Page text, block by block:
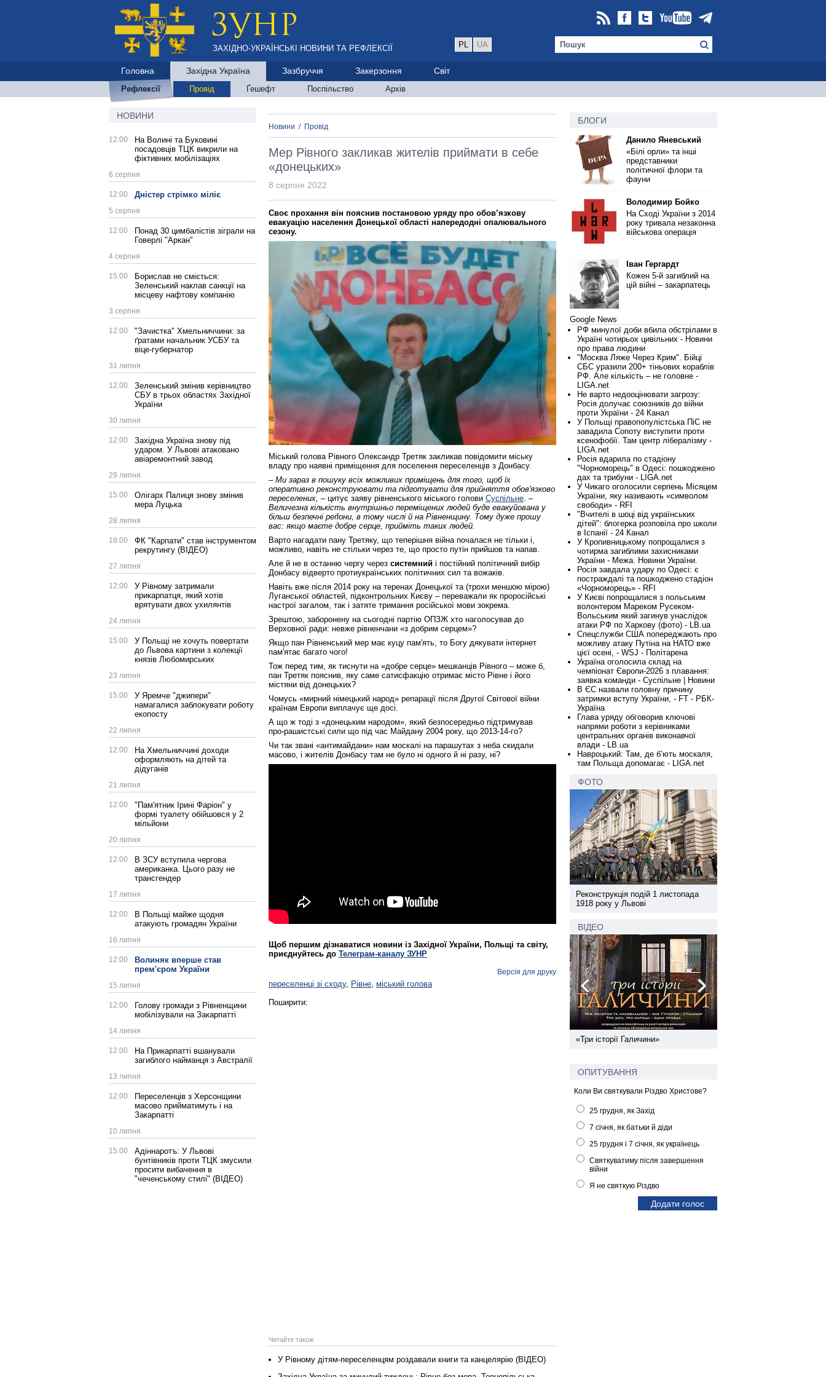
ЗАХІДНО-УКРАЇНСЬКІ НОВИНИ ТА РЕФЛЕКСІЇ PL UA
Головна Західна Україна Зазбруччя Закерзоння Світ
Рефлексії Провід Ґешефт Поспільство Архів
НОВИНИ
12:00
На Волині та Буковині
посадовців ТЦК викрили на
фіктивних мобілізаціях
6 серпня
12:00 Дністер стрімко міліє
5 серпня
12:00
Понад 30 цимбалістів зіграли на
Говерлі "Аркан"
4 серпня
15:00
Борислав не сміється:
Зеленський наклав санкції на
місцеву нафтову компанію
3 серпня
12:00
"Зачистка" Хмельниччини: за
ґратами начальник УСБУ та
віце-губернатор
31 липня
12:00
Зеленський змінив керівництво
СБУ в трьох областях Західної
України
30 липня
12:00
Західна Україна знову під
ударом. У Львові атаковано
авіаремонтний завод
29 липня
15:00
Олігарх Палиця знову змінив
мера Луцька
28 липня
18:00
ФК "Карпати" став інструментом
рекрутингу (ВІДЕО)
27 липня
12:00
У Рівному затримали
прикарпатця, який хотів
врятувати двох ухилянтів
24 липня
15:00
У Польщі не хочуть повертати
до Львова картини з колекції
князів Любомирських
23 липня
15:00
У Яремче "джипери"
намагалися заблокувати роботу
екопосту
22 липня
12:00
На Хмельниччині доходи
оформляють на дітей та
дідуганів
21 липня
12:00
"Пам'ятник Ірині Фаріон" у
формі туалету обійшовся у 2
мільйони
20 липня
12:00
В ЗСУ вступила чергова
американка. Цього разу не
трансгендер
17 липня
12:00
В Польщі майже щодня
атакують громадян України
16 липня
12:00
Волиняк вперше став
прем'єром України
15 липня
12:00
Голову громади з Рівненщини
мобілізували на Закарпатті
14 липня
12:00
На Прикарпатті вшанували
загиблого найманця з Австралії
13 липня
12:00
Переселенців з Херсонщини
масово прийматимуть і на
Закарпатті
10 липня
15:00
Адіннаротъ: У Львові
бунтівників проти ТЦК змусили
просити вибачення в
"чеченському стилі" (ВІДЕО)
Новини / Провід
Мер Рівного закликав жителів приймати в себе
«донецьких»
8 серпня 2022
Своє прохання він пояснив постановою уряду про обов’язкову
евакуацію населення Донецької області напередодні опалювального
сезону.
Міський голова Рівного Олександр Третяк закликав повідомити міську
владу про наявні приміщення для поселення переселенців з Донбасу.
– Ми зараз в пошуку всіх можливих приміщень для того, щоб їх
оперативно реконструювати та підготувати для прийняття обов'язково
переселених, –цитує заяву рівненського міського голови Суспільне –
Величезна кількість внутрішньо переміщених людей буде евакуйована у
більш безпечні реґіони, в тому числі й на Рівненщину. Тому дуже прошу
вас: якщо маєте добре серце, прийміть таких людей.
Варто нагадати пану Третяку, що теперішня війна почалася не тільки і,
можливо, навіть не стільки через те, що просто путін прийшов та напав.
Але й не в останню чергу через системний і постійний політичний вибір
Донбасу відверто протиукраїнських політичних сил та вожаків.
Навіть вже після 2014 року на теренах Донецької та (трохи меншою мірою)
Луганської областей, підконтрольних Києву – переважали як проросійські
настрої загалом, так і затяте тримання російської мови зокрема.
Зрештою, заборонену на сьогодні партію ОПЗЖ хто наголосував до
Верховної ради: невже рівненчани «з добрим серцем»?
Якщо пан Рівненський мер має куцу пам'ять, то Богу дякувати інтернет
пам'ятає багато чого!
Тож перед тим, як тиснути на «добре серце» мешканців Рівного – може б,
пан Третяк пояснив, яку саме сатисфакцію отримає місто Рівне і його
містяни від донецьких?
Чомусь «мирний німецький народ» репарації після Другої Світової війни
країнам Европи виплачує ще досі.
А що ж тоді з «донецьким народом», який безпосередньо підтримував
про‑рашистські сили що під час Майдану 2004 року, що 2013‑14‑го?
Чи так звані «антимайдани» нам москалі на парашутах з неба скидали
масово, і жителів Донбасу там не було ні одного й ні разу, ні?
Щоб першим дізнаватися новини із Західної України, Польщі та світу,
приєднуйтесь до Телеграм-каналу ЗУНР
Версія для друку
переселенці зі сходу, Рівне міський голова
Поширити:
Читайте також
У Рівному дітям-переселенцям роздавали книги та канцелярію (ВІДЕО)
БЛОГИ
Данило Яневський
«Білі орли» та інші
представники
політичної флори та
фауни
Володимир Бойко
На Сході України з 2014
року тривала незаконна
військова операція
Іван Гергардт
Кожен 5-й загиблий на
цій війні – закарпатець
Google News
РФ минулої доби вбила обстрілами в
Україні чотирьох цивільних - Новини
про права людини
"Москва Ляже Через Крим". Бійці
СБС уразили 200+ тіньових кораблів
РФ. Але кількість – не головне -
LIGA.net
Не варто недооцінювати загрозу:
Росія долучає союзників до війни
проти України - 24 Канал
У Польщі правопопулістська ПіС не
завадила Сопоту виступити проти
ксенофобії. Там центр лібералізму -
LIGA.net
Росія вдарила по стадіону
"Чорноморець" в Одесі: пошкоджено
дах та трибуни - LIGA.net
У Чикаго оголосили серпень Місяцем
України, яку називають «символом
свободи» - RFI
"Вчителі в шоці від українських
дітей": блогерка розповіла про школи
в Іспанії - 24 Канал
У Кропивницькому попрощалися з
чотирма загиблими захисниками
України - Межа. Новини України.
Росія завдала удару по Одесі: є
постраждалі та пошкоджено стадіон
«Чорноморець» - RFI
У Києві попрощалися з польським
волонтером Мареком Русеком-
Вольським який загинув унаслідок
атаки РФ по Харкову (фото) - LB.ua
Спецслужби США попереджають про
можливу атаку Путіна на НАТО вже
цієї осені, - WSJ - Політарена
Україна оголосила склад на
чемпіонат Європи-2026 з плавання:
заявка команди - Суспільне | Новини
В ЄС назвали головну причину
затримки вступу України, - FT - РБК-
Україна
Глава уряду обговорив ключові
напрями роботи з керівниками
центральних органів виконавчої
влади - LB.ua
Навроцький: Там, де б’ють москаля,
там Польща допомагає - LIGA.net
ФОТО
Реконструкція подій 1 листопада
1918 року у Львові
Реконструкція подій 1 листопада
1918 року у Львові
ВІДЕО
«Три історії Галичини»
ОПИТУВАННЯ
Коли Ви святкували Різдво Христове?
25 грудня, як Захід
7 січня, як батьки й діди
25 грудня і 7 січня, як українець
Святкуватиму після завершення
війни
Я не святкую Різдво